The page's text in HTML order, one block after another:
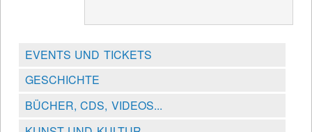
EVENTS UND TICKETS
GESCHICHTE
BÜCHER, CDS, VIDEOS...